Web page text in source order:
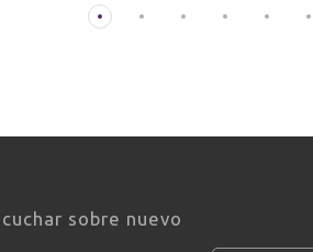
ibérico de bellota
sobre nuevo